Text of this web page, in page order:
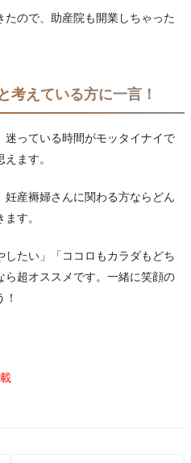
ので、助産院も開業しちゃった
考えている方に一言！
っている時間がモッタイナイで
ます。
産褥婦さんに関わる方ならどん
す。
したい」「ココロもカラダもどち
ら超オススメです。一緒に笑顔の